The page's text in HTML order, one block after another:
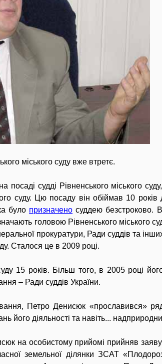
міського суду вже втретє.
посаді судді Рівненського міського
суду. Цю посаду він обіймав 10 років
було призначено суддею безстроково.
головою Рівненського міського
прокуратури, Ради суддів та
Сталося це в 2009 році.
15 років. Більш того, в 2005 році
– Ради суддів України.
Петро Денисюк «прославився»
його діяльності та навіть...
на особистому прийомі прийняв
земельної ділянки ЗСАТ